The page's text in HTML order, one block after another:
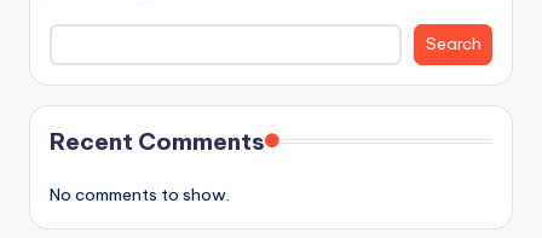
Search
Recent Comments
No comments to show.